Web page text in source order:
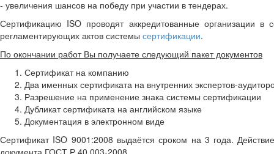
- увеличения шансов на победу при участии в тендерах.
Сертификацию ISO проводят аккредитованные организации в
регламентирующих актов системы сертификации.
По окончании работ Вы получаете следующий пакет документов
Сертификат на компанию
Два именных сертификата на внутренних экспертов-
Разрешение на применение знака системы сертификации
Дубликат сертификата на английском языке
Документация в электронном виде
Сертификат ISO 9001:2008 выдаётся сроком на 3 года.